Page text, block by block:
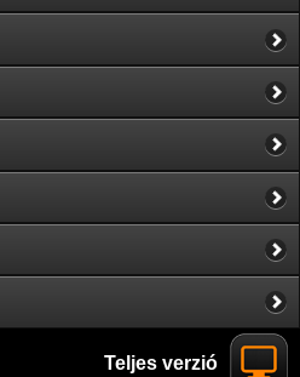
Teljes verzió